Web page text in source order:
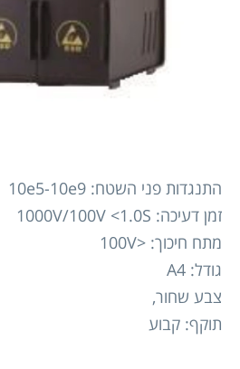
התנגדות פני השטח: 10e5-10e9
זמן דעיכה: 1000V/100V <1.0S
מתח חיכוך: <100V
גודל: A4
צבע שחור,
תוקף: קבוע